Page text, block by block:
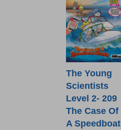
The Young
Scientists
Level 2- 209
The Case Of
A Speedboat